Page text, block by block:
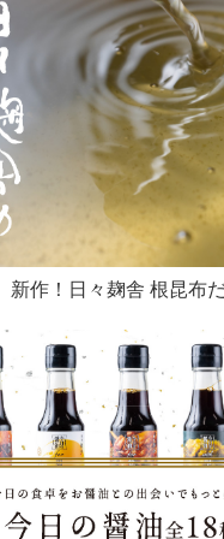
新作！日々麹舎 根昆布